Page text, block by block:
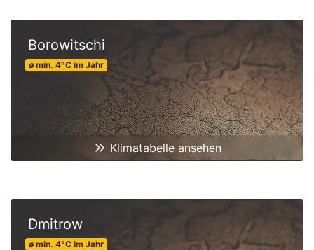
Borowitschi
ø min. 4°C im Jahr
Klimatabelle ansehen
Dmitrow
ø min. 4°C im Jahr